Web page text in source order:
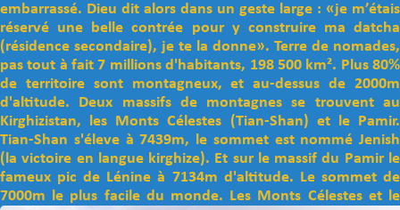
embarrassé. Dieu dit alors dans un geste large : «je m’étais
réservé une belle contrée pour y construire ma datcha
(résidence secondaire), je te la donne». Terre de nomades,
pas tout à fait 7 millions d'habitants, 198 500 km². Plus 80%
de territoire sont montagneux, et au-dessus de 2000m
d'altitude. Deux massifs de montagnes se trouvent au
Kirghizistan, les Monts Célestes (Tian-Shan) et le Pamir.
Tian-Shan s'éleve à 7439m, le sommet est nommé Jenish
(la victoire en langue kirghize). Et sur le massif du Pamir le
fameux pic de Lénine à 7134m d'altitude. Le sommet de
7000m le plus facile du monde. Les Monts Célestes et le